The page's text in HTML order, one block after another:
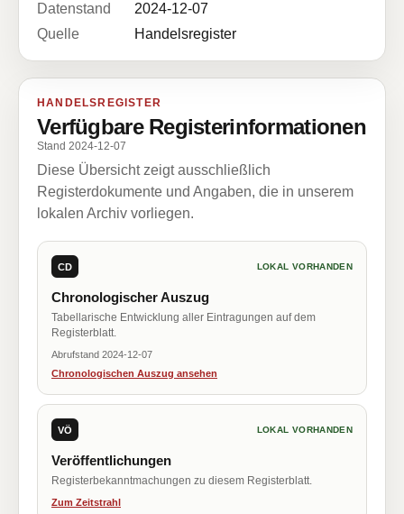
Datenstand
2024-12-07
Quelle
Handelsregister
HANDELSREGISTER
Verfügbare Registerinformationen
Stand 2024-12-07
Diese Übersicht zeigt ausschließlich
Registerdokumente und Angaben, die in unserem
lokalen Archiv vorliegen.
CD LOKAL VORHANDEN
Chronologischer Auszug
Tabellarische Entwicklung aller Eintragungen auf dem
Registerblatt.
Abrufstand 2024-12-07
Chronologischen Auszug ansehen
VÖ LOKAL VORHANDEN
Veröffentlichungen
Registerbekanntmachungen zu diesem Registerblatt.
Zum Zeitstrahl